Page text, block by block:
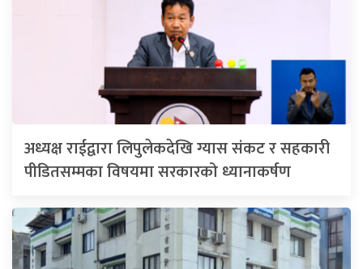
अध्यक्ष राईद्वारा लिपुलेकदेखि ग्यास संकट र सहकारी
पीडितसम्मका विषयमा सरकारको ध्यानाकर्षण